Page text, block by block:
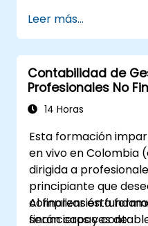
(Impuesto al
Crear informes
miembros del
Leer más...
Contabilidad de
Profesionales No
14 Horas
Esta formación
en vivo en Colombia
dirigida a
principiante que
comprensión
financieros y
Al finalizar esta
serán capaces de: